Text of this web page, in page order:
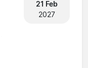
21 Feb
2027